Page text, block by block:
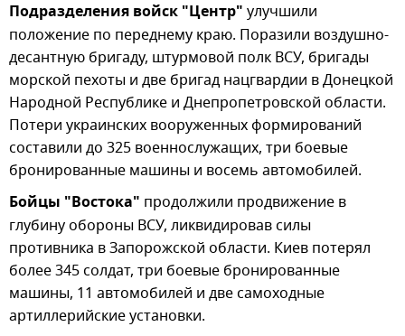
Подразделения войск "Центр" улучшили
положение по переднему краю. Поразили воздушно-
десантную бригаду, штурмовой полк ВСУ, бригады
морской пехоты и две бригад нацгвардии в Донецкой
Народной Республике и Днепропетровской области.
Потери украинских вооруженных формирований
составили до 325 военнослужащих, три боевые
бронированные машины и восемь автомобилей.
Бойцы "Востока" продолжили продвижение в
глубину обороны ВСУ, ликвидировав силы
противника в Запорожской области. Киев потерял
более 345 солдат, три боевые бронированные
машины, 11 автомобилей и две самоходные
артиллерийские установки.